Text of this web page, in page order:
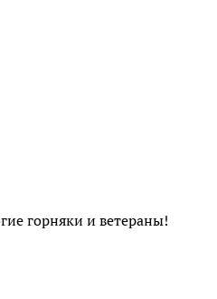
горняки и ветераны!